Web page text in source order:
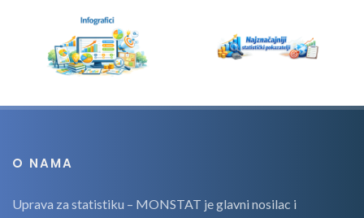
O NAMA
Uprava za statistiku – MONSTAT je glavni nosilac i